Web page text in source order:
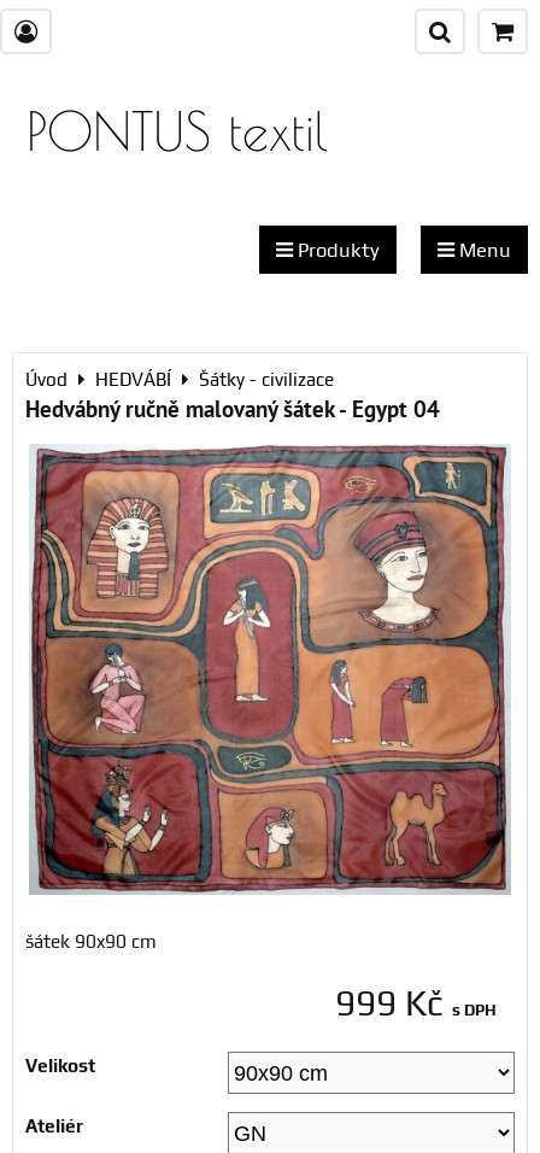
PONTUS textil
Produkty Menu
Úvod HEDVÁBÍ Šátky - civilizace
Hedvábný ručně malovaný šátek - Egypt 04
šátek 90x90 cm
999 Kč s DPH
Velikost
Ateliér